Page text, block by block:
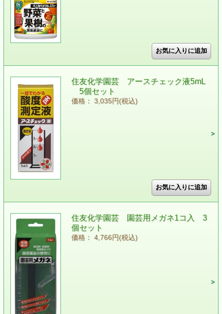
住友化学園芸 アースチェック液5mL
5個セット
価格： 3,035円(税込)
住友化学園芸 園芸用メガネ1コ入 3
個セット
価格： 4,766円(税込)